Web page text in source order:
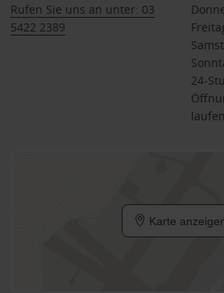
Rufen Sie uns an unter: 03
5422 2389
24-
Karte